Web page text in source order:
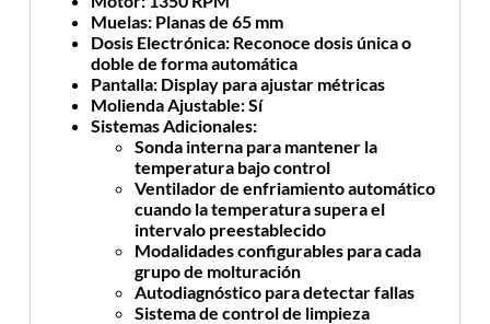
Muelas: Planas de 65 mm
Dosis Electrónica: Reconoce dosis única o
doble de forma automática
Pantalla: Display para ajustar métricas
Molienda Ajustable: Sí
Sistemas Adicionales:
Sonda interna para mantener la
temperatura bajo control
Ventilador de enfriamiento automático
cuando la temperatura supera el
intervalo preestablecido
Modalidades configurables para cada
grupo de molturación
Autodiagnóstico para detectar fallas
Sistema de control de limpieza